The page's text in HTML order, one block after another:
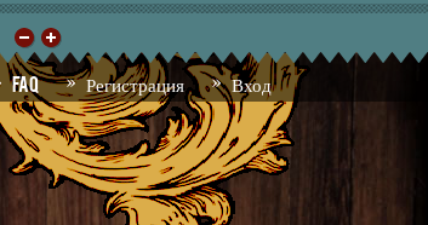
FAQ Регистрация Вход